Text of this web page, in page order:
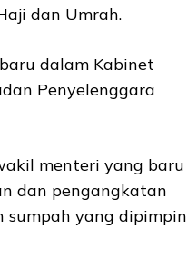
dan Umrah.
dalam Kabinet
Penyelenggara
menteri yang baru
dan pengangkatan
sumpah yang dipimpin